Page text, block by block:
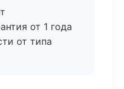
от 1 года
от типа